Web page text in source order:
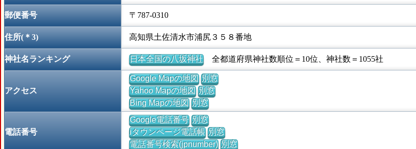
郵便番号 〒787-0310
住所(＊3) 高知県土佐清水市浦尻３５８番地
神社名ランキング 日本全国の八坂神社全都道府県神社数順位＝10位、神社数＝1055社
アクセス
Google Mapの地図 別窓
Yahoo Mapの地図 別窓
Bing Mapの地図 別窓
電話番号
Google電話番号 別窓
iタウンページ電話帳 別窓
電話番号検索(jpnumber) 別窓